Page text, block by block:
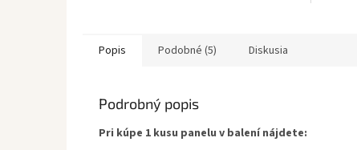
Popis Podobné (5) Diskusia
Podrobný popis
Pri kúpe 1 kusu panelu v balení nájdete: